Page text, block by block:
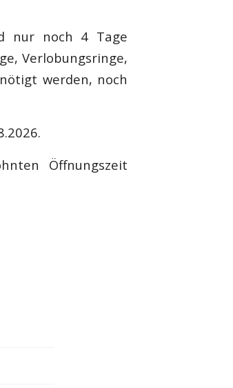
nur noch 4 Tage
Verlobungsringe,
werden, noch
Öffnungszeit